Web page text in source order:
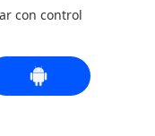
con control